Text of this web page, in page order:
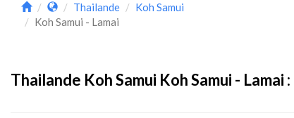
Thailande
Koh Samui
Koh Samui - Lamai
Thailande Koh Samui Koh Samui - Lamai :